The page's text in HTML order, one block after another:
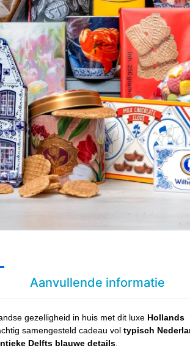
Aanvullende informatie
gezelligheid in huis met dit luxe Hollands
samengesteld cadeau vol typisch
Delfts blauwe details